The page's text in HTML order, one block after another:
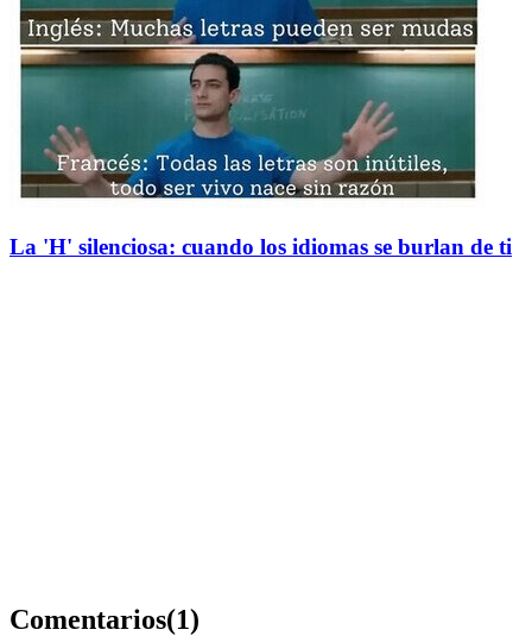
La 'H' silenciosa: cuando los idiomas se burlan de ti
Comentarios(1)